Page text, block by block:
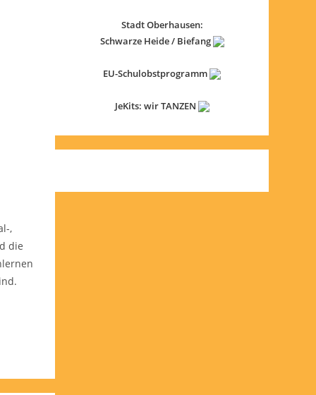
,
die
Stadt Oberhausen:
Schwarze Heide / Biefang
EU-Schulobstprogramm
JeKits: wir TANZEN